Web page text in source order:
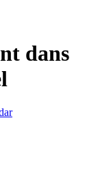
dans